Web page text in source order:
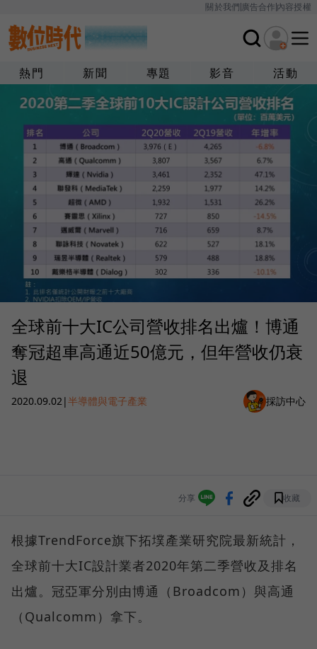
關於我們廣告合作內容授權
熱門 新聞 專題 影音 活動
全球前十大IC公司營收排名出爐！博通
奪冠超車高通近50億元，但年營收仍衰
退
2020.09.02|半導體與電子產業 採訪中心
分享 收藏
根據TrendForce旗下拓墣產業研究院最新統計，
全球前十大IC設計業者2020年第二季營收及排名
出爐。冠亞軍分別由博通（Broadcom）與高通
（Qualcomm）拿下。